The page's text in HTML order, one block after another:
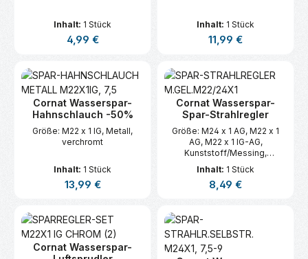
Inhalt: 1 Stück
Regulärer Preis:
4,99 €
Inhalt: 1 Stück
Regulärer Preis:
11,99 €
Cornat Wasserspar-
Hahnschlauch -50%
Größe: M22 x 1 IG, Metall,
verchromt
Inhalt: 1 Stück
Regulärer Preis:
13,99 €
Cornat Wasserspar-
Spar-Strahlregler
Größe: M24 x 1 AG, M22 x 1
AG, M22 x 1 IG-AG,
Kunststoff/Messing,
Inhalt: 1 Stück
Regulärer Preis:
8,49 €
Cornat Wasserspar-